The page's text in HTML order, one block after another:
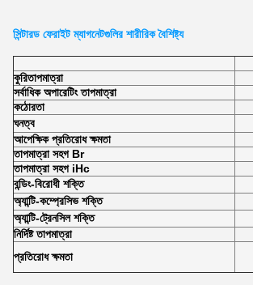
সিন্টারড ফেরাইট ম্যাগনেটগুলির শারীরিক বৈশিষ্ট্য
কুরিতাপমাত্রা
সর্বাধিক অপারেটিং তাপমাত্রা
কঠোরতা
ঘনত্ব
আপেক্ষিক প্রতিরোধ ক্ষমতা
তাপমাত্রা সহগ Br
তাপমাত্রা সহগ iHc
বন্ডিং-বিরোধী শক্তি
অ্যান্টি-কম্প্রেসিভ শক্তি
অ্যান্টি-ট্রেনসিল শক্তি
নির্দিষ্ট তাপমাত্রা
প্রতিরোধ ক্ষমতা